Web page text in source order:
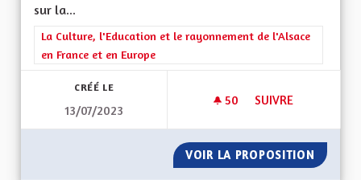
sur la...
Filtrer les résultats de la catégorie : La Culture, l'Education et
La Culture, l'Education et le rayonnement de l'Alsace
en France et en Europe
CRÉÉ LE
13/07/2023
50 50 ABONNÉS
SUIVRE
VOIR LA PROPOSITION